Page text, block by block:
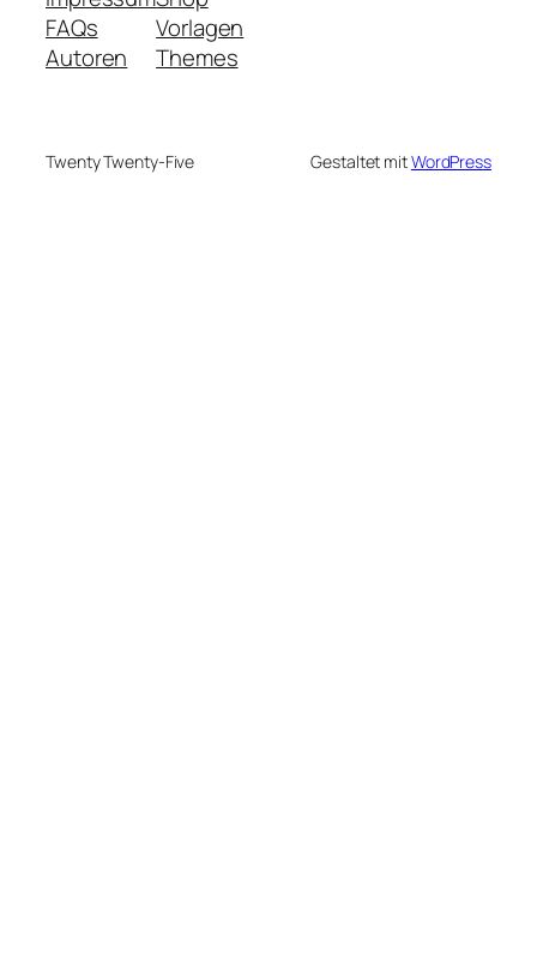
FAQs
Autoren
Vorlagen
Themes
Twenty Twenty-Five Gestaltet mitWordPress